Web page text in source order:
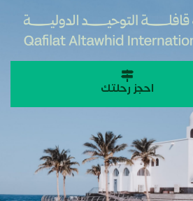
احجز رحلتك